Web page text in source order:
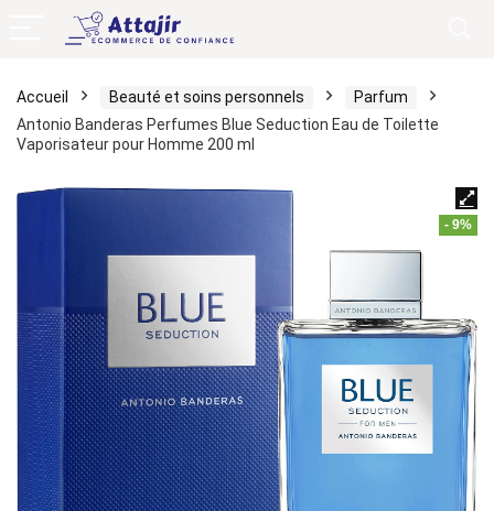
Accueil Beauté et soins personnels
Parfum
Antonio Banderas Perfumes Blue Seduction Eau de Toilette
Vaporisateur pour Homme 200 ml
- 9%